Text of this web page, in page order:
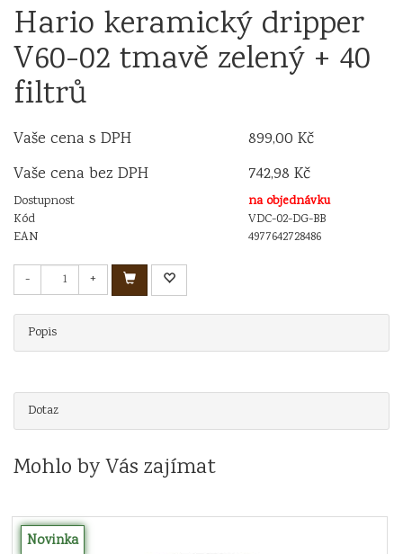
Hario keramický dripper
V60-02 tmavě zelený + 40
filtrů
Vaše cena s DPH
899,00 Kč
Vaše cena bez DPH
742,98 Kč
Dostupnost
na objednávku
Kód
VDC-02-DG-BB
EAN
4977642728486
- +
Popis
Dotaz
Mohlo by Vás zajímat
Novinka